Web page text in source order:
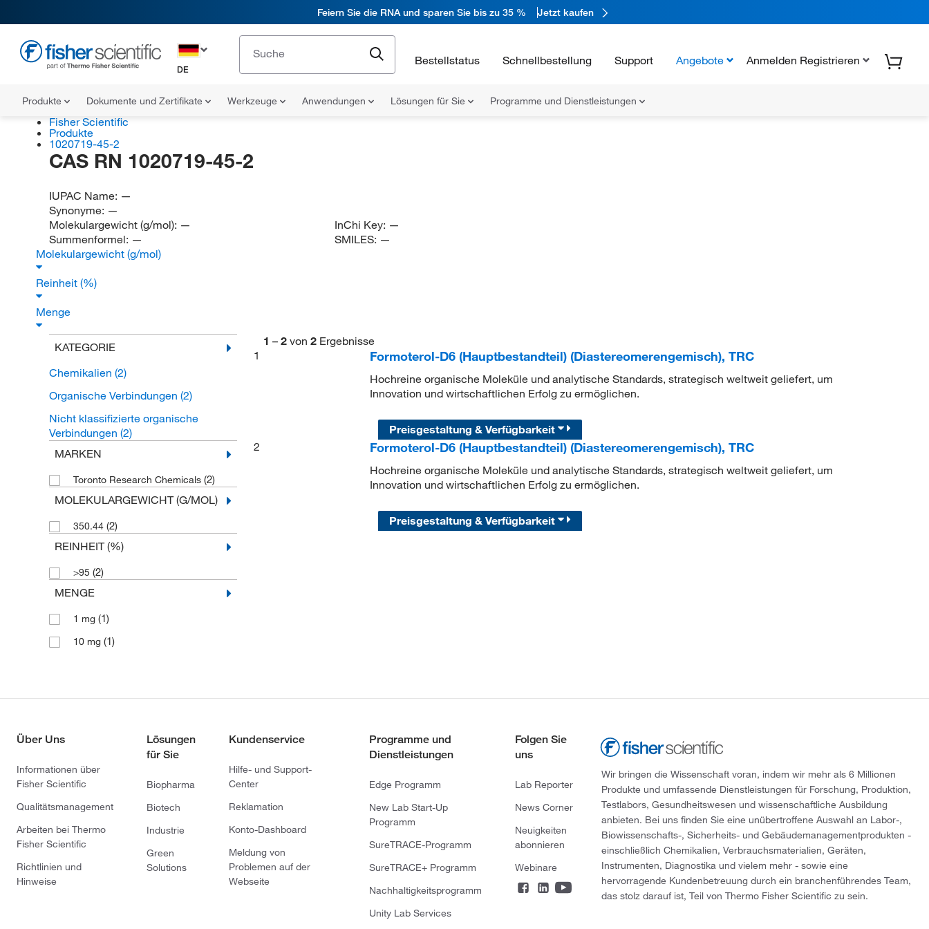
Feiern Sie die RNA und sparen Sie bis zu 35 % Jetzt kaufen
DE
Bestellstatus Schnellbestellung Support Angebote Anmelden Registrieren
Produkte Dokumente und Zertifikate Werkzeuge Anwendungen Lösungen für Sie Programme und Dienstleistungen
Fisher Scientific
Produkte
1020719-45-2
CAS RN 1020719-45-2
IUPAC Name: —
Synonyme: —
Molekulargewicht (g/mol): —
Summenformel: —
InChi Key: —
SMILES: —
Molekulargewicht (g/mol)
Reinheit (%)
Menge
KATEGORIE
Chemikalien (2)
Organische Verbindungen (2)
Nicht klassifizierte organische
Verbindungen (2)
MARKEN
Toronto Research Chemicals (2)
MOLEKULARGEWICHT (G/MOL)
350.44 (2)
REINHEIT (%)
>95 (2)
MENGE
1 mg (1)
10 mg (1)
1 – 2 von 2 Ergebnisse
1
Formoterol-D6 (Hauptbestandteil) (Diastereomerengemisch), TRC
Hochreine organische Moleküle und analytische Standards, strategisch weltweit geliefert, um
Innovation und wirtschaftlichen Erfolg zu ermöglichen.
Preisgestaltung & Verfügbarkeit
2
Formoterol-D6 (Hauptbestandteil) (Diastereomerengemisch), TRC
Hochreine organische Moleküle und analytische Standards, strategisch weltweit geliefert, um
Innovation und wirtschaftlichen Erfolg zu ermöglichen.
Preisgestaltung & Verfügbarkeit
Über Uns
Informationen über
Fisher Scientific
Qualitätsmanagement
Arbeiten bei Thermo
Fisher Scientific
Richtlinien und
Hinweise
Lösungen
für Sie
Biopharma
Biotech
Industrie
Green
Solutions
Kundenservice
Hilfe- und Support-
Center
Reklamation
Konto-Dashboard
Meldung von
Problemen auf der
Webseite
Programme und
Dienstleistungen
Edge Programm
New Lab Start-Up
Programm
SureTRACE-Programm
SureTRACE+ Programm
Nachhaltigkeitsprogramm
Unity Lab Services
Folgen Sie
uns
Lab Reporter
News Corner
Neuigkeiten
abonnieren
Webinare
Wir bringen die Wissenschaft voran, indem wir mehr als 6 Millionen
Produkte und umfassende Dienstleistungen für Forschung, Produktion,
Testlabors, Gesundheitswesen und wissenschaftliche Ausbildung
anbieten. Bei uns finden Sie eine unübertroffene Auswahl an Labor-,
Biowissenschafts-, Sicherheits- und Gebäudemanagementprodukten -
einschließlich Chemikalien, Verbrauchsmaterialien, Geräten,
Instrumenten, Diagnostika und vielem mehr - sowie eine
hervorragende Kundenbetreuung durch ein branchenführendes Team,
das stolz darauf ist, Teil von Thermo Fisher Scientific zu sein.